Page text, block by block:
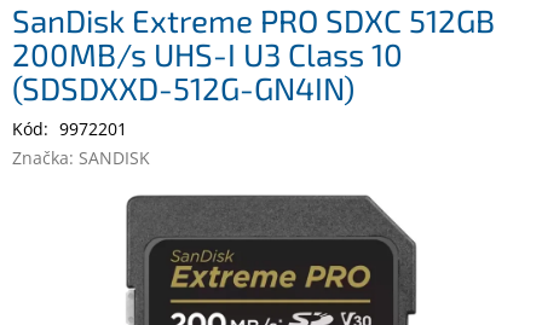
Notebooky
Tiskárny
SanDisk Extreme PRO SDXC 512GB
200MB/s UHS-I U3 Class 10
(SDSDXXD-512G-GN4IN)
Kód: 9972201
Značka: SANDISK